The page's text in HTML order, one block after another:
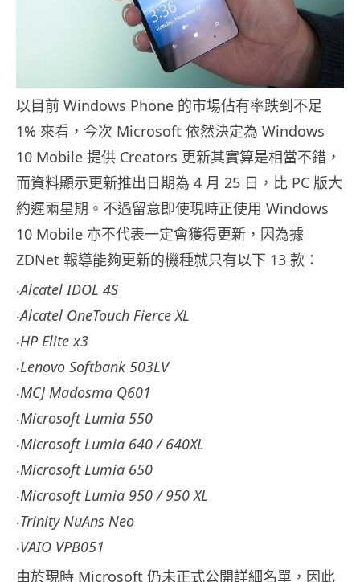
以目前 Windows Phone 的市場佔有率跌到不足
1% 來看，今次 Microsoft 依然決定為 Windows
10 Mobile 提供 Creators 更新其實算是相當不錯，
而資料顯示更新推出日期為 4 月 25 日，比 PC 版大
約遲兩星期。不過留意即使現時正使用 Windows
10 Mobile 亦不代表一定會獲得更新，因為據
ZDNet 報導能夠更新的機種就只有以下 13 款：
‧Alcatel IDOL 4S
‧Alcatel OneTouch Fierce XL
‧HP Elite x3
‧Lenovo Softbank 503LV
‧MCJ Madosma Q601
‧Microsoft Lumia 550
‧Microsoft Lumia 640 / 640XL
‧Microsoft Lumia 650
‧Microsoft Lumia 950 / 950 XL
‧Trinity NuAns Neo
‧VAIO VPB051
由於現時 Microsoft 仍未正式公開詳細名單，因此